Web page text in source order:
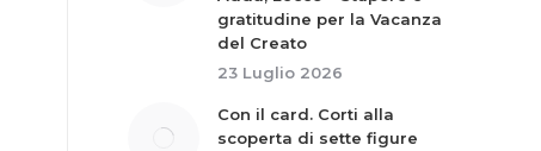
gratitudine per la Vacanza
del Creato
23 Luglio 2026
Con il card. Corti alla
scoperta di sette figure